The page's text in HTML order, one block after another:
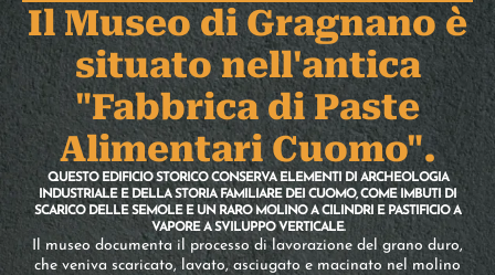
Il Museo di Gragnano è
situato nell'antica
"Fabbrica di Paste
Alimentari Cuomo".
QUESTO EDIFICIO STORICO CONSERVA ELEMENTI DI ARCHEOLOGIA
INDUSTRIALE E DELLA STORIA FAMILIARE DEI CUOMO, COME IMBUTI DI
SCARICO DELLE SEMOLE E UN RARO MOLINO A CILINDRI E PASTIFICIO A
VAPORE A SVILUPPO VERTICALE.
Il museo documenta il processo di lavorazione del grano duro,
che veniva scaricato, lavato, asciugato e macinato nel molino